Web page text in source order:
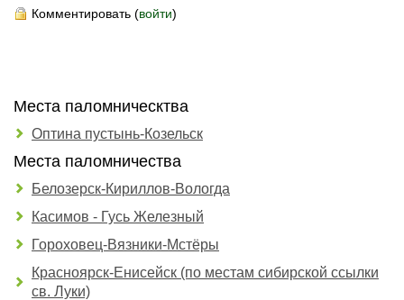
Комментировать (войти)
Места паломническтва
Оптина пустынь-Козельск
Места паломничества
Белозерск-Кириллов-Вологда
Касимов - Гусь Железный
Гороховец-Вязники-Мстёры
Красноярск-Енисейск (по местам сибирской ссылки
св. Луки)